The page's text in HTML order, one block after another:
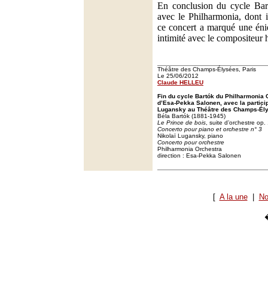
En conclusion du cycle
avec le Philharmonia, dont
ce concert a marqué une
intimité avec le compositeur
Théâtre des Champs-Élysées, Paris
Le 25/06/2012
Claude HELLEU
Fin du cycle Bartók du Philharmonia
d’Esa-Pekka Salonen, avec la
Lugansky au Théâtre des Champs-
Béla Bartók (1881-1945)
Le Prince de bois , suite d’orchestre op.
Concerto pour piano et orchestre n° 3
Nikolaï Lugansky, piano
Concerto pour orchestre
Philharmonia Orchestra
direction : Esa-Pekka Salonen
[ A la une|